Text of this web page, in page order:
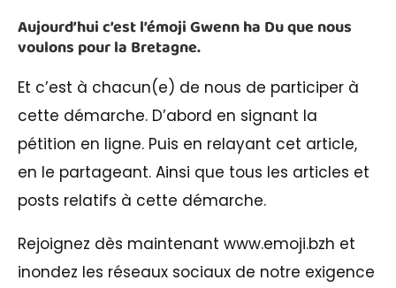
Aujourd’hui c’est l’émoji Gwenn ha Du que nous
voulons pour la Bretagne.
Et c’est à chacun(e) de nous de participer à
cette démarche. D’abord en signant la
pétition en ligne. Puis en relayant cet article,
en le partageant. Ainsi que tous les articles et
posts relatifs à cette démarche.
Rejoignez dès maintenant www.emoji.bzh et
inondez les réseaux sociaux de notre exigence